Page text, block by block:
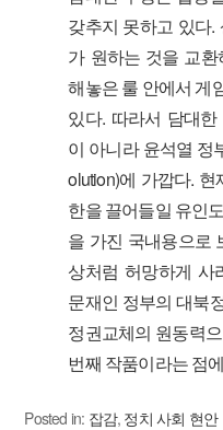
갖추지 못하고 있다.
가 원하는 것을 교
해놓은 룰 안에서 게
있다. 따라서 담대
이 아니라 윤석열 정
olution)에 가깝다.
한을 끌어들일 유인
을 가진 국내용으로
상처럼 허망하게 사
문재인 정부의 대북
정권교체의 원동력
번째 작품이라는 점
Posted in: 잡감, 정치 사회 현안